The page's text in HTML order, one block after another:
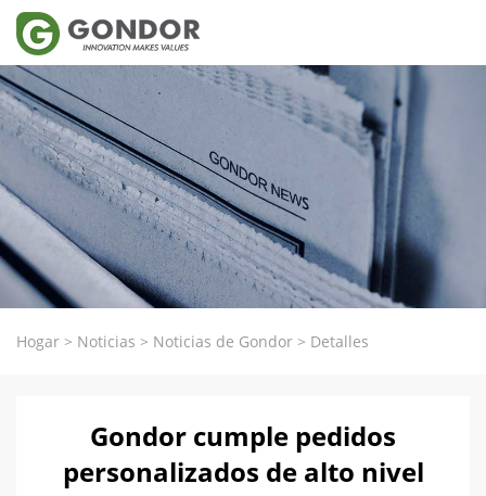
Hogar > Noticias > Noticias de Gondor > Detalles
Gondor cumple pedidos
personalizados de alto nivel